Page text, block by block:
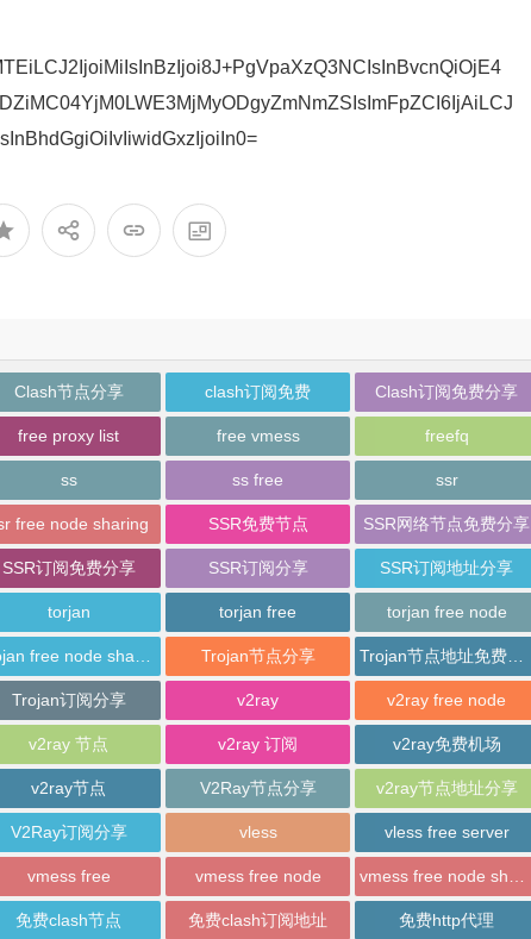
Clash节点分享 clash订阅免费 Clash订阅免费分享
free proxy list free vmess freefq
ss ss free ssr
free node sharing SSR免费节点 SSR网络节点免费分享
SSR订阅免费分享 SSR订阅分享 SSR订阅地址分享
torjan torjan free torjan free node
Trojan节点分享
Trojan订阅分享 v2ray v2ray free node
v2ray 节点 v2ray 订阅 v2ray免费机场
v2ray节点 V2Ray节点分享 v2ray节点地址分享
V2Ray订阅分享 vless vless free server
vmess free vmess free node
免费clash节点 免费clash订阅地址 免费http代理